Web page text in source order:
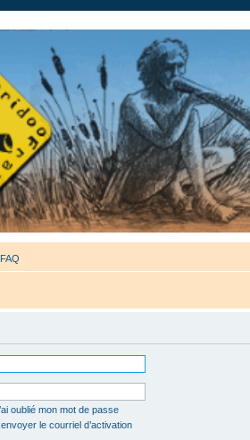
Didgeridoo - retrouvez la communauté.
FAQ
oublié mon mot de passe
le courriel d’activation